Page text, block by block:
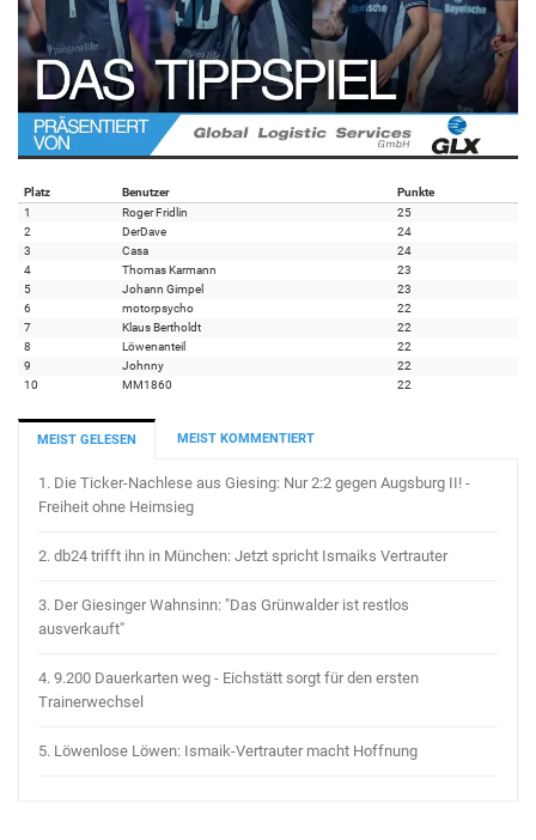
Platz Benutzer
Punkte
1
Roger Fridlin
25
2
DerDave
24
3
Casa
24
4
Thomas Karmann
23
5
Johann Gimpel
23
6
motorpsycho
22
7
Klaus Bertholdt
22
8
Löwenanteil
22
9
Johnny
22
10
MM1860 22
MEIST GELESEN MEIST KOMMENTIERT
1. Die Ticker-Nachlese aus Giesing: Nur 2:2 gegen Augsburg II! -
Freiheit ohne Heimsieg
2. db24 trifft ihn in München: Jetzt spricht Ismaiks Vertrauter
3. Der Giesinger Wahnsinn: "Das Grünwalder ist restlos
ausverkauft"
4. 9.200 Dauerkarten weg - Eichstätt sorgt für den ersten
Trainerwechsel
5. Löwenlose Löwen: Ismaik-Vertrauter macht Hoffnung